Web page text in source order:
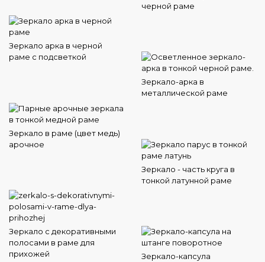
черной раме
Зеркало арка в черной
раме с подсветкой
Зеркало-арка в
металлической раме
Зеркало в раме (цвет медь)
арочное
Зеркало - часть круга в
тонкой латунной раме
Зеркало с декоративными
полосами в раме для
прихожей
Зеркало-капсула